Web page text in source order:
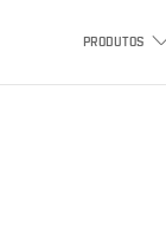
PRODUTOS